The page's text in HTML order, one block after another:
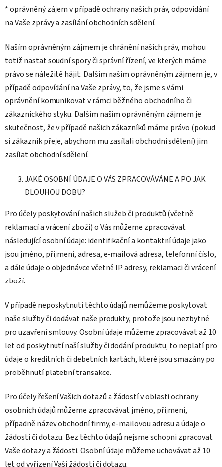
* oprávněný zájem v případě ochrany našich práv, odpovídání
na Vaše zprávy a zasílání obchodních sdělení.
Naším oprávněným zájmem je chránění našich práv, mohou
totiž nastat soudní spory či správní řízení, ve kterých máme
právo se náležitě hájit. Dalším naším oprávněným zájmem je, v
případě odpovídání na Vaše zprávy, to, že jsme s Vámi
oprávnění komunikovat v rámci běžného obchodního či
zákaznického styku. Dalším naším oprávněným zájmem je
skutečnost, že v případě našich zákazníků máme právo (pokud
si zákazník přeje, abychom mu zasílali obchodní sdělení) jim
zasílat obchodní sdělení.
JAKÉ OSOBNÍ ÚDAJE O VÁS ZPRACOVÁVÁME A PO JAK
DLOUHOU DOBU?
Pro účely poskytování našich služeb či produktů (včetně
reklamací a vrácení zboží) o Vás můžeme zpracovávat
následující osobní údaje: identifikační a kontaktní údaje jako
jsou jméno, příjmení, adresa, e-mailová adresa, telefonní číslo,
a dále údaje o objednávce včetně IP adresy, reklamaci či vrácení
zboží.
V případě neposkytnutí těchto údajů nemůžeme poskytovat
naše služby či dodávat naše produkty, protože jsou nezbytné
pro uzavření smlouvy. Osobní údaje můžeme zpracovávat až 10
let od poskytnutí naší služby či dodání produktu, to neplatí pro
údaje o kreditních či debetních kartách, které jsou smazány po
proběhnutí platební transakce.
Pro účely řešení Vašich dotazů a žádostí v oblasti ochrany
osobních údajů můžeme zpracovávat jméno, příjmení,
případně název obchodní firmy, e-mailovou adresu a údaje o
žádosti či dotazu. Bez těchto údajů nejsme schopni zpracovat
Vaše dotazy a žádosti. Osobní údaje můžeme uchovávat až 10
let od vyřízení Vaší žádosti či dotazu.